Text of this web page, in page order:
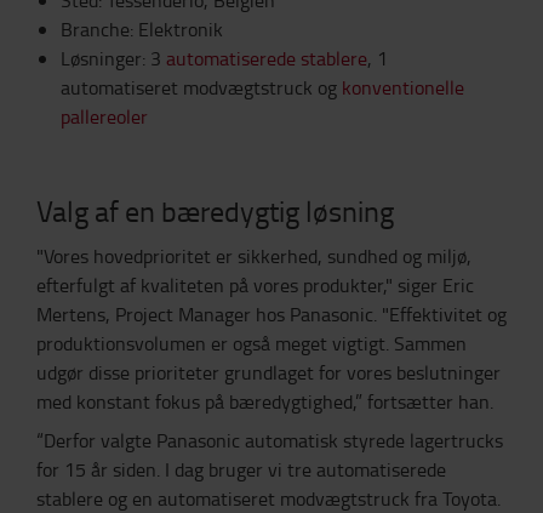
Branche: Elektronik
Løsninger: 3 automatiserede stablere, 1
automatiseret modvægtstruck og konventionelle
pallereoler
Valg af en bæredygtig løsning
"Vores hovedprioritet er sikkerhed, sundhed og miljø,
efterfulgt af kvaliteten på vores produkter," siger Eric
Mertens, Project Manager hos Panasonic. "Effektivitet og
produktionsvolumen er også meget vigtigt. Sammen
udgør disse prioriteter grundlaget for vores beslutninger
med konstant fokus på bæredygtighed,” fortsætter han.
“Derfor valgte Panasonic automatisk styrede lagertrucks
for 15 år siden. I dag bruger vi tre automatiserede
stablere og en automatiseret modvægtstruck fra Toyota.